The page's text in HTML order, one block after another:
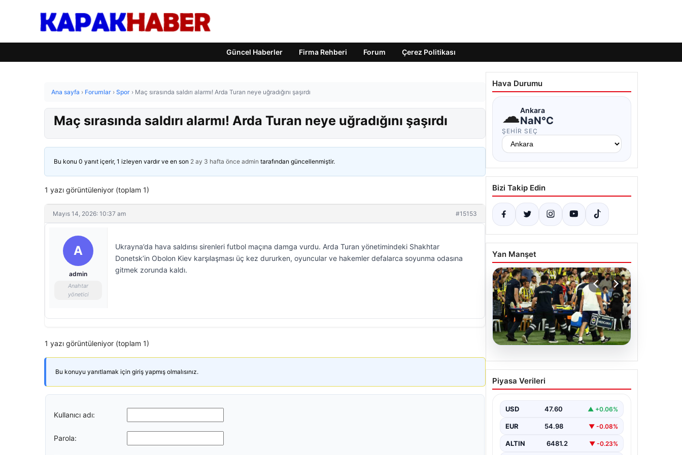
Güncel Haberler Firma Rehberi Forum Çerez Politikası
Ana sayfa › Forumlar › Spor › Maç sırasında saldırı alarmı! Arda Turan neye uğradığını şaşırdı
Maç sırasında saldırı alarmı! Arda Turan neye uğradığını şaşırdı
Bu konu 0 yanıt içerir, 1 izleyen vardır ve en son 2 ay 3 hafta önce admin tarafından güncellenmiştir.
1 yazı görüntüleniyor (toplam 1)
Mayıs 14, 2026: 10:37 am #15153
A
admin
Anahtar
yönetici
Ukrayna’da hava saldırısı sirenleri futbol maçına damga vurdu. Arda Turan yönetimindeki Shakhtar
Donetsk’in Obolon Kiev karşılaşması üç kez dururken, oyuncular ve hakemler defalarca soyunma odasına
gitmek zorunda kaldı.
1 yazı görüntüleniyor (toplam 1)
Bu konuyu yanıtlamak için giriş yapmış olmalısınız.
Kullanıcı adı:
Parola:
Hava Durumu
☁Ankara
NaN°C
ŞEHIR SEÇ
Bizi Takip Edin
Yan Manşet
05.08.2026
Fenerbahçe’de Sturm
Graz maçında
kahreden haber!
Piyasa Verileri
USD 47.60 ▲ +0.06%
EUR 54.98 ▼ -0.08%
ALTIN 6481.2 ▼ -0.23%